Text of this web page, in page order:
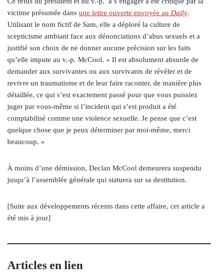
victime présumée dans une lettre ouverte envoyée au Daily.
Utilisant le nom fictif de Sam, elle a déploré la culture de
scepticisme ambiant face aux dénonciations d’abus sexuels et a
justifié son choix de ne donner aucune précision sur les faits
qu’elle impute au v.-p. McCool. « Il est absolument absurde de
demander aux survivantes ou aux survivants de révéler et de
revivre un traumatisme et de leur faire raconter, de manière plus
détaillée, ce qui s’est exactement passé pour que vous puissiez
juger par vous-même si l’incident qui s’est produit a été
comptabilisé comme une violence sexuelle. Je pense que c’est
quelque chose que je peux déterminer par moi-même, merci
beaucoup. »
À moins d’une démission, Declan McCool demeurera suspendu
jusqu’à l’assemblée générale qui statuera sur sa destitution.
[Suite aux développements récents dans cette affaire, cet article a
été mis à jour]
Articles en lien